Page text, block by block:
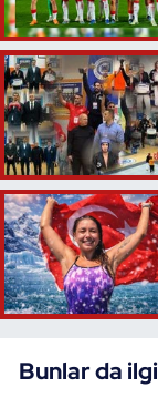
Bunlar da